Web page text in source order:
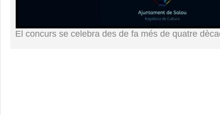
El concurs se celebra des de fa més de quatre